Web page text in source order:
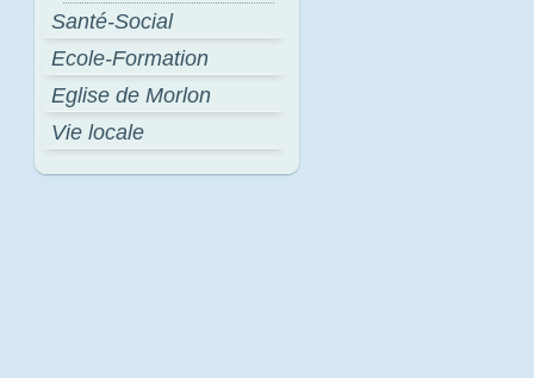
Santé-Social
Ecole-Formation
Eglise de Morlon
Vie locale